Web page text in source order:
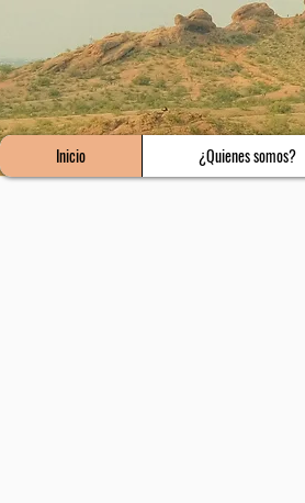
Inicio ¿Quienes somos?